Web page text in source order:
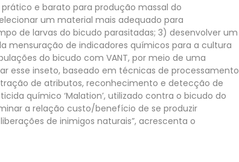
e barato para produção massal do
um material mais adequado para
de larvas do bicudo parasitadas; 3) desenvolver um
mensuração de indicadores químicos para a cultura
do bicudo com VANT, por meio de uma
esse inseto, baseado em técnicas de processamento
de atributos, reconhecimento e detecção de
químico ‘Malation’, utilizado contra o bicudo do
a relação custo/benefício de se produzir
de inimigos naturais”, acrescenta o